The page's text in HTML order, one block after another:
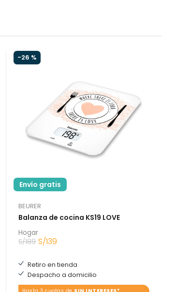
-26 %
Envío gratis
BEURER
Balanza de cocina KS19 LOVE
Hogar
S/189 S/139
Retiro en tienda
Despacho a domicilio